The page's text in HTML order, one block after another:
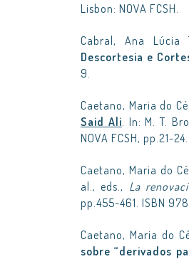
Lisbon: NOVA FCSH.
Cabral, Ana Lúcia
Descortesia e
9.
Caetano, Maria do
Said Ali. In: M. T.
NOVA FCSH, pp.21-24.
Caetano, Maria do
al., eds., La
pp.455-461. ISBN
Caetano, Maria do
sobre “derivados